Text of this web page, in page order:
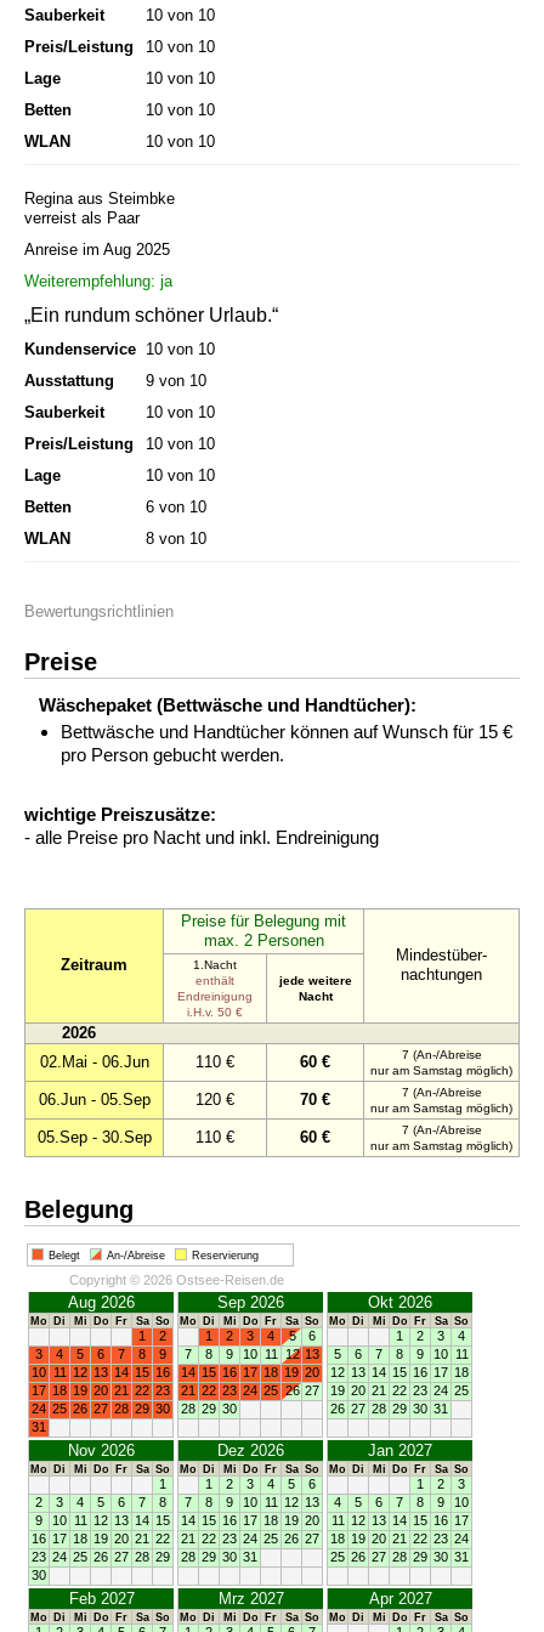
Sauberkeit
10 von 10
Preis/Leistung
10 von 10
Lage
10 von 10
Betten
10 von 10
WLAN
10 von 10
Regina aus Steimbke
verreist als Paar
Anreise im Aug 2025
Weiterempfehlung: ja
„Ein rundum schöner Urlaub.“
Kundenservice 10 von 10
Ausstattung
9 von 10
Sauberkeit
10 von 10
Preis/Leistung
10 von 10
Lage
10 von 10
Betten
6 von 10
WLAN
8 von 10
Bewertungsrichtlinien
Preise
Wäschepaket (Bettwäsche und Handtücher):
Bettwäsche und Handtücher können auf Wunsch für 15 €
pro Person gebucht werden.
wichtige Preiszusätze:
- alle Preise pro Nacht und inkl. Endreinigung
Zeitraum
Preise für Belegung mit
max. 2 Personen
Mindestüber-
nachtungen
1.Nacht
enthält
Endreinigung
i.H.v. 50 €
jede weitere
Nacht
2026
02.Mai - 06.Jun
110 € 60 €
7 (An-/Abreise
nur am Samstag möglich)
06.Jun - 05.Sep 120 € 70 €
7 (An-/Abreise
nur am Samstag möglich)
05.Sep - 30.Sep 110 € 60 €
7 (An-/Abreise
nur am Samstag möglich)
Belegung
Belegt An-/Abreise Reservierung
Copyright © 2026 Ostsee-Reisen.de
Aug 2026
Mo Di Mi Do Fr Sa So
1
2
3
4 5 6 7 8
9
10 11 12 13 14 15 16
17 18 19 20 21 22 23
24 25 26 27 28 29 30
31
Sep 2026
Mo Di Mi Do Fr Sa So
1 2 3 4 5
6
7
8 9 10 11 12 13
14 15 16 17 18 19 20
21 22 23 24 25 26 27
28 29 30
Okt 2026
Mo Di Mi Do Fr Sa So
1 2 3
4
5
6 7 8 9 10 11
12 13 14 15 16 17 18
19 20 21 22 23 24 25
26 27 28 29 30 31
Nov 2026
Mo Di Mi Do Fr Sa So
1
2
3 4 5 6 7
8
9
10 11 12 13 14 15
16 17 18 19 20 21 22
23 24 25 26 27 28 29
30
Dez 2026
Mo Di Mi Do Fr Sa So
1 2 3 4 5
6
7
8 9 10 11 12 13
14 15 16 17 18 19 20
21 22 23 24 25 26 27
28 29 30 31
Jan 2027
Mo Di Mi Do Fr Sa So
1 2
3
4
5 6 7 8 9
10
11
12 13 14 15 16 17
18 19 20 21 22 23 24
25 26 27 28 29 30 31
Feb 2027
Mo Di Mi Do Fr Sa So
Mrz 2027
Mo Di Mi Do Fr Sa So
Apr 2027
Mo Di Mi Do Fr Sa So